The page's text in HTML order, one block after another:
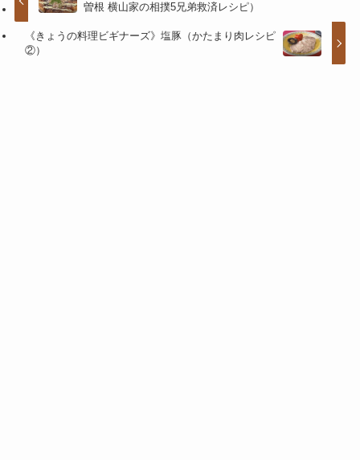
曽根 横山家の相撲5兄弟救済レシピ）
《きょうの料理ビギナーズ》塩豚（かたまり肉レシピ
②）